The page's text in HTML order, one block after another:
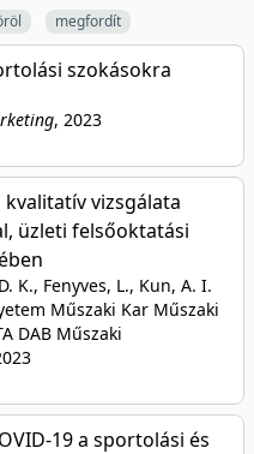
megfordít
szokásokra
, 2023
vizsgálata
üzleti felsőoktatási
K., Fenyves, L., Kun, A. I.
Műszaki Kar Műszaki
DAB Műszaki
19 a sportolási és